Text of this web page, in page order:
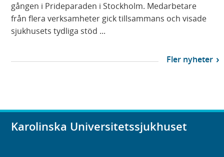
gången i Prideparaden i Stockholm. Medarbetare
från flera verksamheter gick tillsammans och visade
sjukhusets tydliga stöd ...
Fler nyheter
Karolinska Universitetssjukhuset